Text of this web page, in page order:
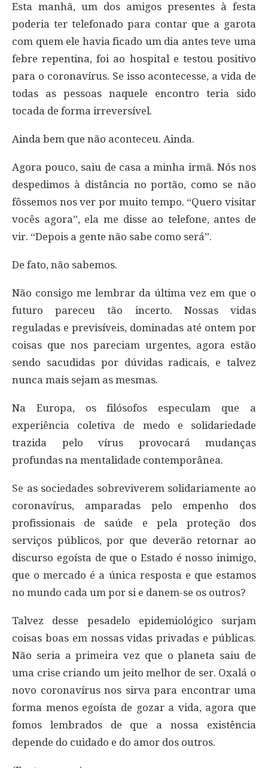
Esta manhã, um dos amigos presentes à festa
poderia ter telefonado para contar que a garota
com quem ele havia ficado um dia antes teve uma
febre repentina, foi ao hospital e testou positivo
para o coronavírus. Se isso acontecesse, a vida de
todas as pessoas naquele encontro teria sido
tocada de forma irreversível.
Ainda bem que não aconteceu. Ainda.
Agora pouco, saiu de casa a minha irmã. Nós nos
despedimos à distância no portão, como se não
fôssemos nos ver por muito tempo. “Quero visitar
vocês agora”, ela me disse ao telefone, antes de
vir. “Depois a gente não sabe como será”.
De fato, não sabemos.
Não consigo me lembrar da última vez em que o
futuro pareceu tão incerto. Nossas vidas
reguladas e previsíveis, dominadas até ontem por
coisas que nos pareciam urgentes, agora estão
sendo sacudidas por dúvidas radicais, e talvez
nunca mais sejam as mesmas.
Na Europa, os filósofos especulam que a
experiência coletiva de medo e solidariedade
trazida pelo vírus provocará mudanças
profundas na mentalidade contemporânea.
Se as sociedades sobreviverem solidariamente ao
coronavírus, amparadas pelo empenho dos
profissionais de saúde e pela proteção dos
serviços públicos, por que deverão retornar ao
discurso egoísta de que o Estado é nosso inimigo,
que o mercado é a única resposta e que estamos
no mundo cada um por si e danem-se os outros?
Talvez desse pesadelo epidemiológico surjam
coisas boas em nossas vidas privadas e públicas.
Não seria a primeira vez que o planeta saiu de
uma crise criando um jeito melhor de ser. Oxalá o
novo coronavírus nos sirva para encontrar uma
forma menos egoísta de gozar a vida, agora que
fomos lembrados de que a nossa existência
depende do cuidado e do amor dos outros.